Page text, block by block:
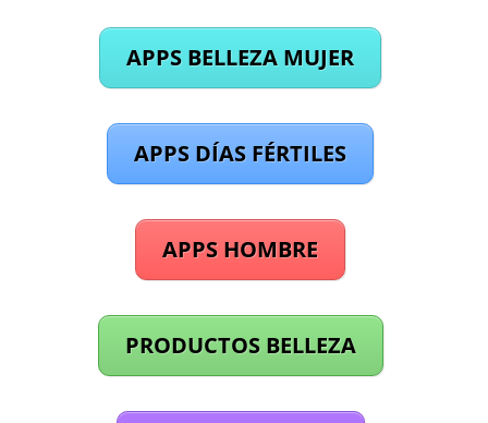
APPS BELLEZA MUJER
APPS DÍAS FÉRTILES
APPS HOMBRE
PRODUCTOS BELLEZA